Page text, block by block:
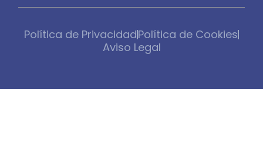
Política de PrivacidadPolítica de Cookies
Aviso Legal